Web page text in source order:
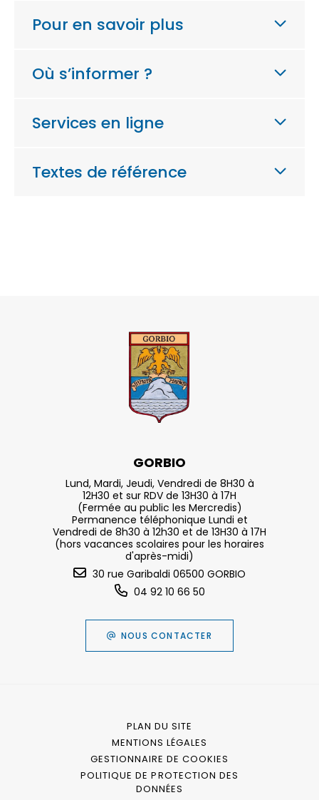
Pour en savoir plus
Où s’informer ?
Services en ligne
Textes de référence
GORBIO
Lund, Mardi, Jeudi, Vendredi de 8H30 à
12H30 et sur RDV de 13H30 à 17H
(Fermée au public les Mercredis)
Permanence téléphonique Lundi et
Vendredi de 8h30 à 12h30 et de 13H30 à 17H
(hors vacances scolaires pour les horaires
d'après-midi)
30 rue Garibaldi 06500 GORBIO
04 92 10 66 50
NOUS CONTACTER
PLAN DU SITE
MENTIONS LÉGALES
GESTIONNAIRE DE COOKIES
POLITIQUE DE PROTECTION DES
DONNÉES